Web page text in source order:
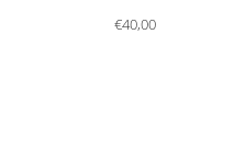
€40,00